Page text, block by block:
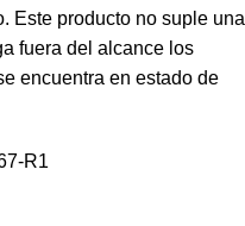
Este producto no suple una
fuera del alcance los
encuentra en estado de
R1